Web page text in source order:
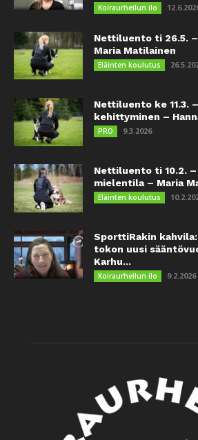
Koiraurheilun ilo
Nettiluento ti 26.5.
Maria Matilainen
Eläinten koulutus
Nettiluento ke 11.3.
kehittyminen –
PRO 9.3.2026
Nettiluento ti 10.2. –
mielentila – Maria
Eläinten koulutus
SporttiRakin
tokon uusi
Karhu...
Koiraurheilun ilo 9.2.2026